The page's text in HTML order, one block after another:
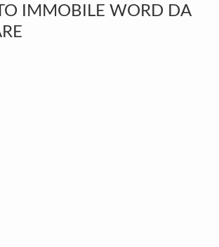
IMMOBILE WORD DA